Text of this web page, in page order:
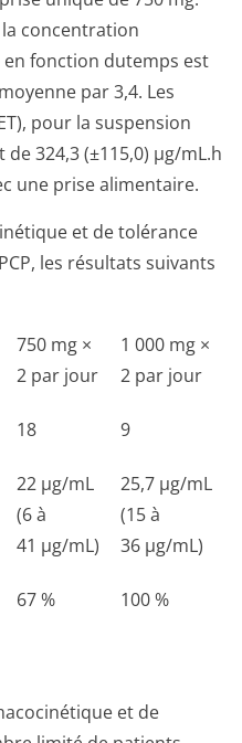
la concentration
en fonction dutemps est
par 3,4. Les
pour la suspension
324,3 (±115,0) µg/mL.h
une prise alimentaire.
et de tolérance
les résultats suivants
750 mg ×
2 par jour
1 000 mg ×
2 par jour
18 9
22 µg/mL
(6 à
41 µg/mL)
25,7 µg/mL
(15 à
36 µg/mL)
67 % 100 %
et de